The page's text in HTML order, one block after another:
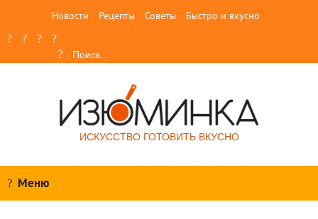
Новости Рецепты Советы Быстро и вкусно
ИСКУССТВО ГОТОВИТЬ ВКУСНО
Меню